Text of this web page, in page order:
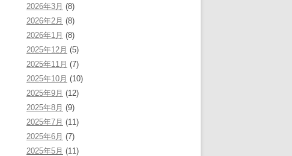
2026年3月 (8)
2026年2月 (8)
2026年1月 (8)
2025年12月 (5)
2025年11月 (7)
2025年10月 (10)
2025年9月 (12)
2025年8月 (9)
2025年7月 (11)
2025年6月 (7)
2025年5月 (11)